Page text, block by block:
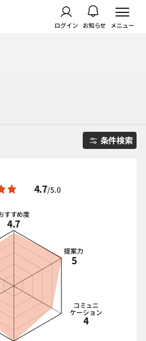
ログイン お知らせ メニュー
条件検索
4.7/5.0
すすめ度
4.7
提案力
5
コミュニ
ケーション
4